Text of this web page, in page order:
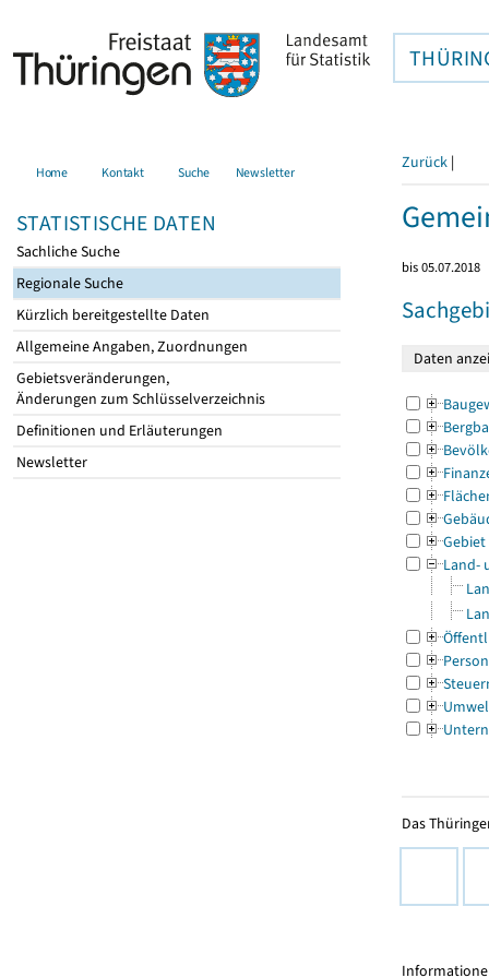
Home Kontakt Suche Newsletter
STATISTISCHE DATEN
Sachliche Suche
Regionale Suche
Kürzlich bereitgestellte Daten
Allgemeine Angaben, Zuordnungen
Gebietsveränderungen,
Änderungen zum Schlüsselverzeichnis
Definitionen und Erläuterungen
Newsletter
Zurück |
bis 05.07.2018
Gebiet
Land-
Das